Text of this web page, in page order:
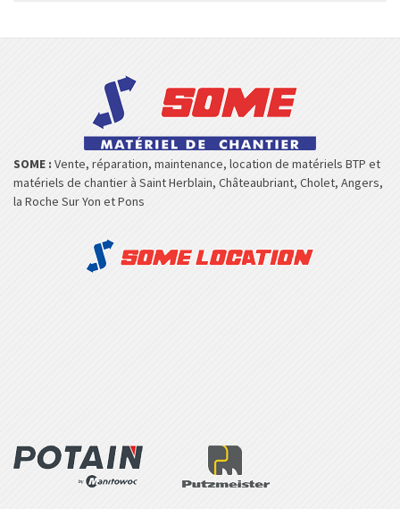
SOME : Vente, réparation, maintenance, location de matériels BTP et
matériels de chantier à Saint Herblain, Châteaubriant, Cholet, Angers,
la Roche Sur Yon et Pons